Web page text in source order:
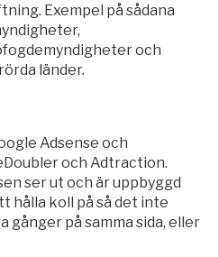
Exempel på sådana
och
länder.
Adsense och
och Adtraction.
ser ut och är uppbyggd
hålla koll på så det inte
gånger på samma sida, eller